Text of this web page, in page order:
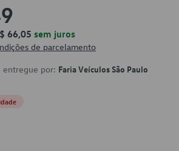
66,05 sem juros
de parcelamento
entregue por: Faria Veículos São Paulo